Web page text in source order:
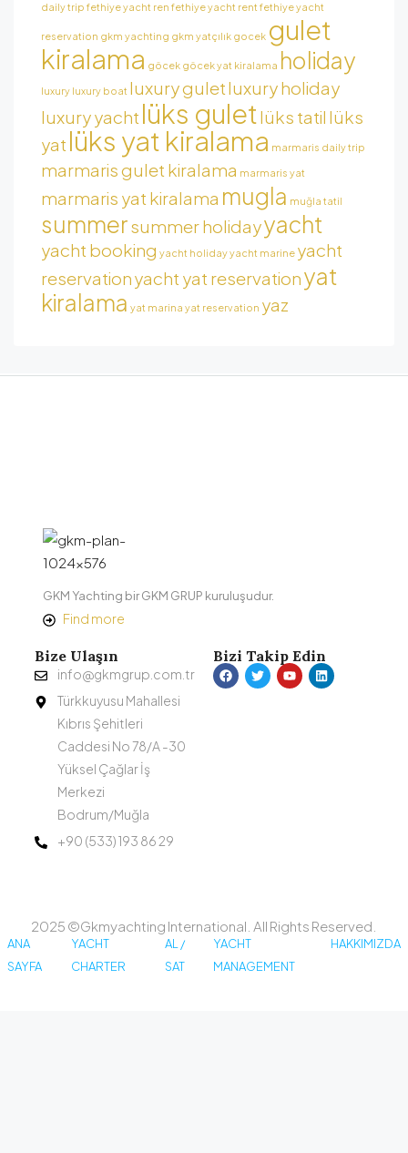
daily trip fethiye yacht ren fethiye yacht rent fethiye yacht
reservation gkm yachting gkm yatçılık gocek gulet
kiralama göcek göcek yat kiralama holiday
luxury luxury boat luxury guletluxury holiday
luxury yacht lüks guletlüks tatil lüks
yat lüks yat kiralama marmaris daily trip
marmaris gulet kiralama marmaris yat
marmaris yat kiralama mugla muğla tatil
summersummer holidayyacht
yacht booking yacht holidayyacht marine yacht
reservationyacht yat reservationyat
kiralama yat marina yat reservation yaz
GKM Yachting bir GKM GRUP kuruluşudur.
Find more
Bize Ulaşın
info@gkmgrup.com.tr
Türkkuyusu Mahallesi
Kıbrıs Şehitleri
Caddesi No 78/A -30
Yüksel Çağlar İş
Merkezi
Bodrum/Muğla
+90 (533) 193 86 29
Bizi Takip Edin
2025 ©Gkmyachting International. All Rights Reserved.
ANA
SAYFA
YACHT
CHARTER
AL /
SAT
YACHT
MANAGEMENT
HAKKIMIZDA